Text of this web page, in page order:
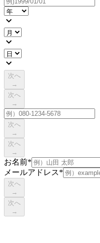
次へ
→
次へ
→
次へ
→
次へ
→
お名前*
メールアドレス*
次へ
→
次へ
→